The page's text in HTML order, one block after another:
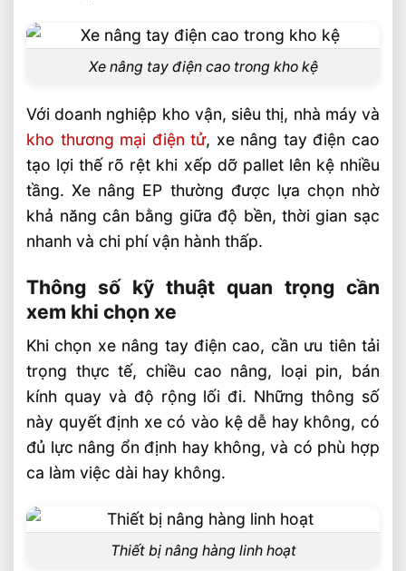
cao FAQ
Xe nâng tay điện cao có phù hợp với kho
Nên chọn pin lithium hay pin AGM cho xe
nâng tay điện cao?
Xe nâng tay điện cao nâng được hàng
lên bao nhiêu mét?
Video: Xe Nâng Tay Điện Cao Nâng Hàng
Linh Hoạt Cho Kho Kệ
Sản phẩm đề xuất
Liên hệ mua sản phẩm
Bài Viết Liên Quan
Xe Nâng Lithium Tải Trọng Nào Phù Hợp
Cho Kho Logistics
So Sánh Hiệu Suất Nâng Xe Nâng Lithium
Theo Từng Tải Trọng
Xe Nâng Lithium 2 Tấn Và 3 Tấn Khác
So Sánh Xe Nâng Lithium 1.5 Tấn Và 2
Tấn Nên Chọn Loại Nào
Xe nâng tay điện cao trong kho kệ
Với doanh nghiệp kho vận, siêu thị, nhà máy và
kho thương mại điện tử, xe nâng tay điện cao
tạo lợi thế rõ rệt khi xếp dỡ pallet lên kệ nhiều
tầng. Xe nâng EP thường được lựa chọn nhờ
khả năng cân bằng giữa độ bền, thời gian sạc
nhanh và chi phí vận hành thấp.
Thông số kỹ thuật quan trọng cần
xem khi chọn xe
Khi chọn xe nâng tay điện cao, cần ưu tiên tải
trọng thực tế, chiều cao nâng, loại pin, bán
kính quay và độ rộng lối đi. Những thông số
này quyết định xe có vào kệ dễ hay không, có
đủ lực nâng ổn định hay không, và có phù hợp
ca làm việc dài hay không.
Thiết bị nâng hàng linh hoạt